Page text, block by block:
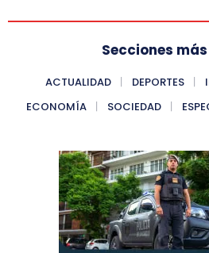
Secciones
ACTUALIDAD DEPORTES
ECONOMÍA
SOCIEDAD